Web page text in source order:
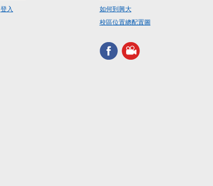
登入
如何到興大
校區位置總配置圖